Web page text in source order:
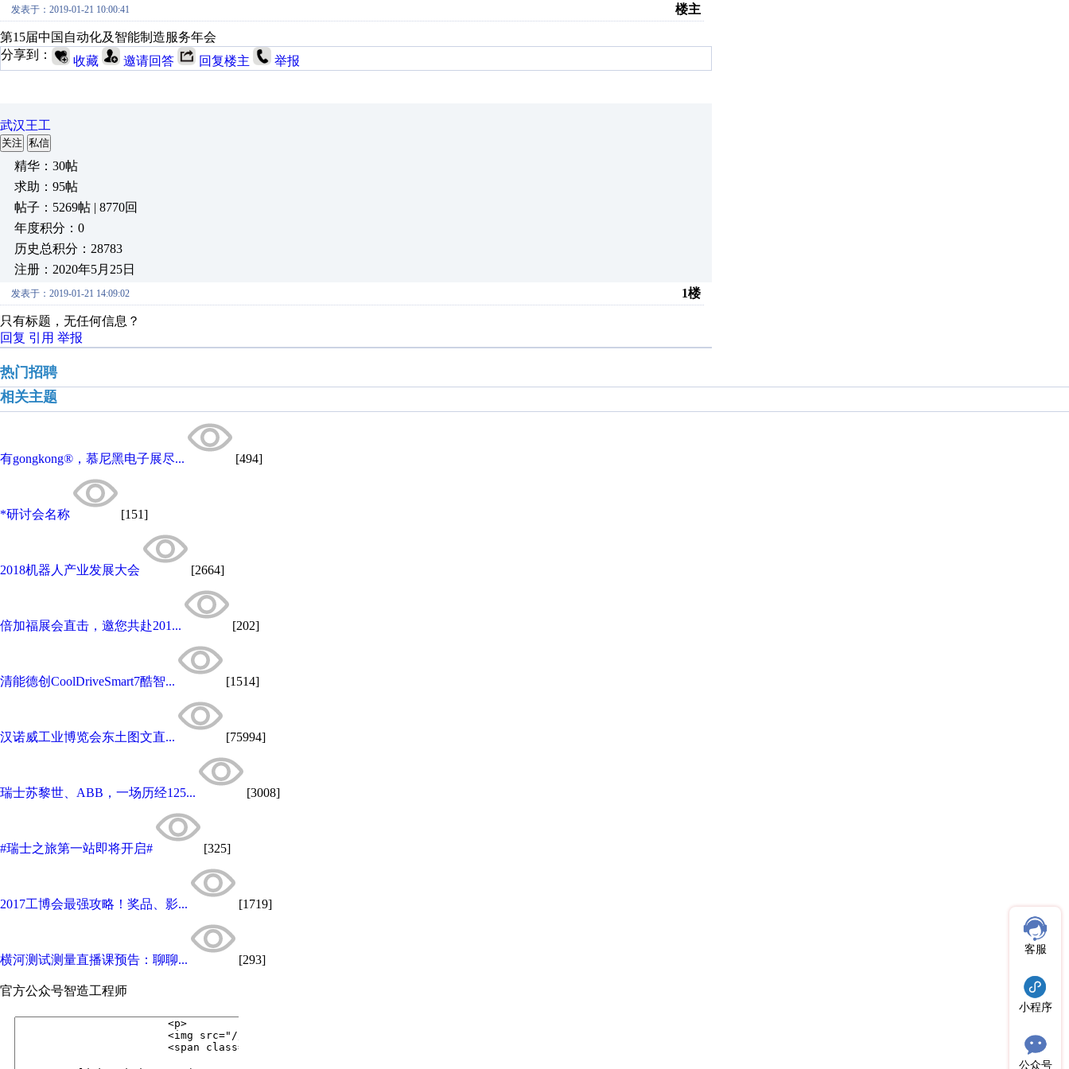
发表于：2019-01-21 10:00:41 楼主
第15届中国自动化及智能制造服务年会
分享到：
收藏 邀请回答 回复楼主 举报
武汉王工
关注 私信
精华：30帖
求助：95帖
帖子：5269帖 | 8770回
年度积分：0
历史总积分：28783
注册：2020年5月25日
发表于：2019-01-21 14:09:02 1楼
只有标题，无任何信息？
回复 引用 举报
热门招聘
相关主题
有gongkong®，慕尼黑电子展尽... [494]
*研讨会名称 [151]
2018机器人产业发展大会 [2664]
倍加福展会直击，邀您共赴201... [202]
清能德创CoolDriveSmart7酷智... [1514]
汉诺威工业博览会东土图文直... [75994]
瑞士苏黎世、ABB，一场历经125... [3008]
#瑞士之旅第一站即将开启# [325]
2017工博会最强攻略！奖品、影... [1719]
横河测试测量直播课预告：聊聊... [293]
官方公众号智造工程师
客服
小程序
公众号